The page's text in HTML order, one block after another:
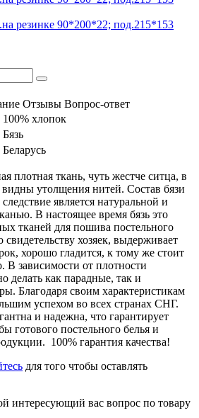
резинке 90*200*22; под.215*153
Отзывы Вопрос-ответ
100% хлопок
Бязь
Беларусь
плотная ткань, чуть жестче ситца, в
видны утолщения нитей. Состав бязи
является натуральной и
В настоящее время бязь это
тканей для пошива постельного
свидетельству хозяек, выдерживает
хорошо гладится, к тому же стоит
В зависимости от плотности
делать как парадные, так и
Благодаря своим характеристикам
успехом во всех странах СНГ.
и надежна, что гарантирует
готового постельного белья и
100% гарантия качества!
для того чтобы оставлять
интересующий вас вопрос по товару